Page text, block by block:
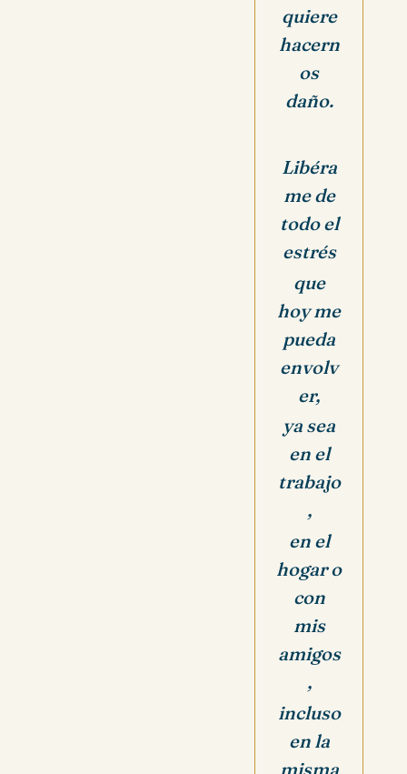
quiere
hacern
os
daño.
Libéra
me de
todo el
estrés
que
hoy me
pueda
envolv
er,
ya sea
en el
trabajo
,
en el
hogar o
con
mis
amigos
,
incluso
en la
misma